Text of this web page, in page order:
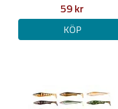
59 kr
KÖP